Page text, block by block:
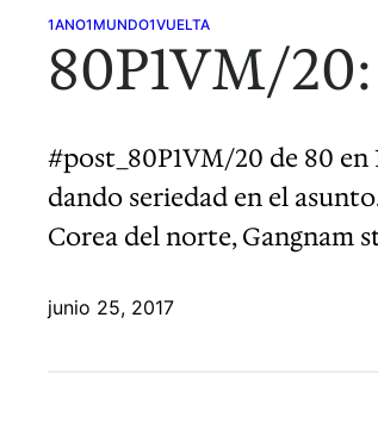
1ANO1MUNDO1VUELTA
80P1VM/
#post_80P1VM/20 de 80
dando seriedad en el
Corea del norte, Gangnam
junio 25, 2017